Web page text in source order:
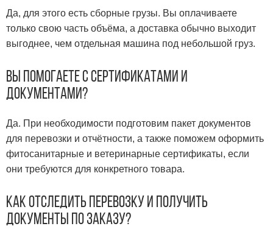
Да, для этого есть сборные грузы. Вы оплачиваете
только свою часть объёма, а доставка обычно выходит
выгоднее, чем отдельная машина под небольшой груз.
Вы помогаете с сертификатами и
документами?
Да. При необходимости подготовим пакет документов
для перевозки и отчётности, а также поможем оформить
фитосанитарные и ветеринарные сертификаты, если
они требуются для конкретного товара.
Как отследить перевозку и получить
документы по заказу?